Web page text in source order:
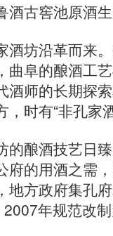
酒古窖池原酒
酒坊沿革而来
曲阜的酿酒工
酒师的长期探
时有“非孔家
的酿酒技艺日
府的用酒之需
地方政府集孔
2007年规范改